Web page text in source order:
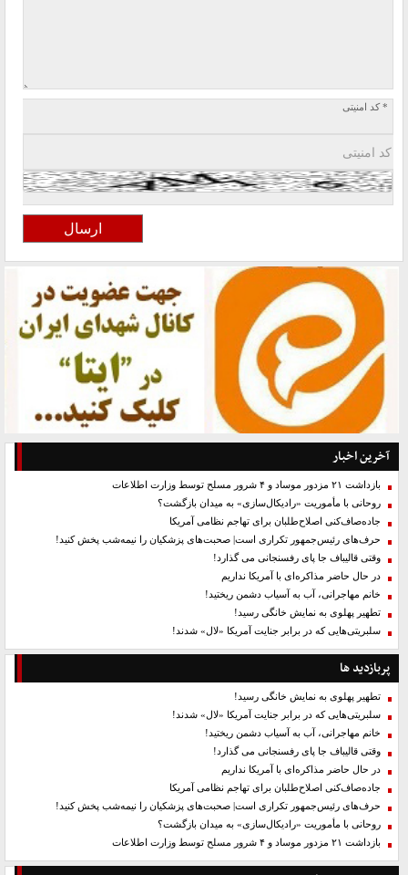
* کد امنیتی
آخرین اخبار
بازداشت ۲۱ مزدور موساد و ۴ شرور مسلح توسط وزارت اطلاعات
روحانی با مأموریت «رادیکال‌سازی» به میدان بازگشت؟
جاده‌صاف‌کنی اصلاح‌طلبان برای تهاجم نظامی آمریکا
حرف‌های رئیس‌جمهور تکراری است| صحبت‌های پزشکیان را نیمه‌شب پخش کنید!
وقتی قالیباف جا پای رفسنجانی می گذارد!
در حال حاضر مذاکره‌ای با آمریکا نداریم
خانم مهاجرانی، آب به آسیاب دشمن ریختید!
تطهیر پهلوی به نمایش خانگی رسید!
سلبریتی‌هایی که در برابر جنایت آمریکا «لال» شدند!
پربازدید ها
تطهیر پهلوی به نمایش خانگی رسید!
سلبریتی‌هایی که در برابر جنایت آمریکا «لال» شدند!
خانم مهاجرانی، آب به آسیاب دشمن ریختید!
وقتی قالیباف جا پای رفسنجانی می گذارد!
در حال حاضر مذاکره‌ای با آمریکا نداریم
جاده‌صاف‌کنی اصلاح‌طلبان برای تهاجم نظامی آمریکا
حرف‌های رئیس‌جمهور تکراری است| صحبت‌های پزشکیان را نیمه‌شب پخش کنید!
روحانی با مأموریت «رادیکال‌سازی» به میدان بازگشت؟
بازداشت ۲۱ مزدور موساد و ۴ شرور مسلح توسط وزارت اطلاعات